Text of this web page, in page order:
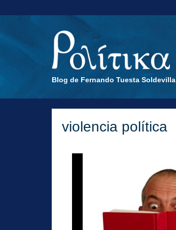
Blog de Fernando Tuesta Soldevilla
violencia política